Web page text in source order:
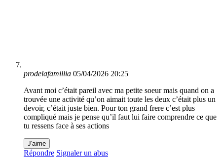
prodelafamillia 05/04/2026 20:25
Avant moi c’était pareil avec ma petite soeur mais quand on a
trouvée une activité qu’on aimait toute les deux c’était plus un
devoir, c’était juste bien. Pour ton grand frere c’est plus
compliqué mais je pense qu’il faut lui faire comprendre ce que
tu ressens face à ses actions
J'aime
Répondre Signaler un abus